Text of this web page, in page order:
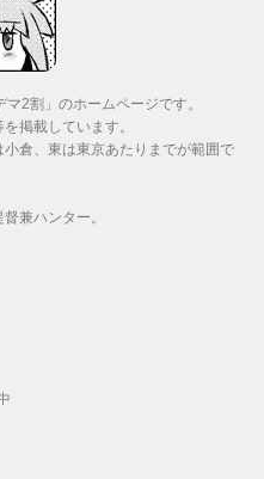
2割」のホームページです。
掲載しています。
倉、東は東京あたりまでが範囲で
兼ハンター。